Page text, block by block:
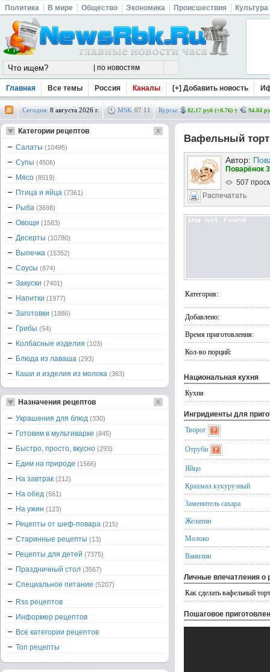
Политика В мире Общество Экономика Происшествия Культура
Главная Все темы Россия Каналы [+] Добавить новость
Сегодня: 8 августа 2026 г. MSK 07 11 Курсы: 82.17 руб (+0.76) 94.84
Вафельный
Автор:
Поварёнок
507
Распечатать
Категория:
Добавлено:
Время приготовления:
Кол-во порций:
Национальная кухня
Кухня
Ингридиенты для
Творог
Отруби
Яйцо
Крахмал кукурузный
Заменитель сахара
Желатин
Молоко
Ванилин
Личные впечатления о
Как сделать вафельный
Пошаговое
Категории рецептов
Салаты (10495)
Супы (4506)
Мясо (8919)
Птица и яйца (7361)
Рыба (3698)
Овощи (1583)
Десерты (10780)
Выпечка (15352)
Соусы (874)
Закуски (7401)
Напитки (1977)
Заготовки (1886)
Грибы (54)
Колбасные изделия (103)
Блюда из лаваша (293)
Каши и изделия из молока (363)
Назначения рецептов
Украшения для блюд (330)
Готовим в мультиварке (845)
Быстро, просто, вкусно (293)
Едим на природе (1566)
На завтрак (212)
На обед (561)
На ужин (123)
Рецепты от шеф-повара (215)
Старинные рецепты (13)
Рецепты для детей (7375)
Праздничный стол (3567)
Специальное питание (5207)
Rss рецептов
Информер рецептов
Все категории рецептов
Топ рецепты